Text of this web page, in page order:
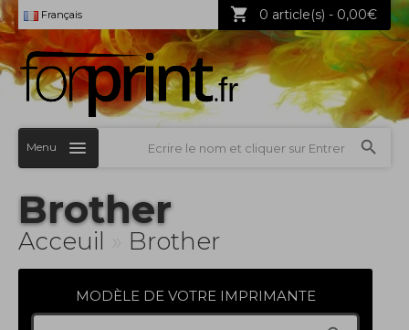
Français 0 article(s) - 0,00€
Menu
Brother
Acceuil Brother
MODÈLE DE VOTRE IMPRIMANTE